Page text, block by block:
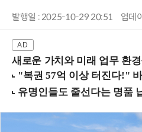
발행일 : 2025-10-29 20:51 업데
새로운 가치와 미래 업무 환경을 조망하는 AI